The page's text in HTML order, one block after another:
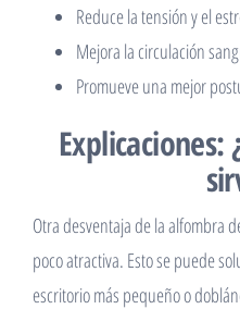
Reduce la tensión y el
Mejora la circulación
Promueve una mejor
Explicaciones:
Otra desventaja de la alfombra
poco atractiva. Esto se puede
escritorio más pequeño o